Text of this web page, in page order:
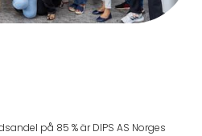
på 85 % är DIPS AS Norges